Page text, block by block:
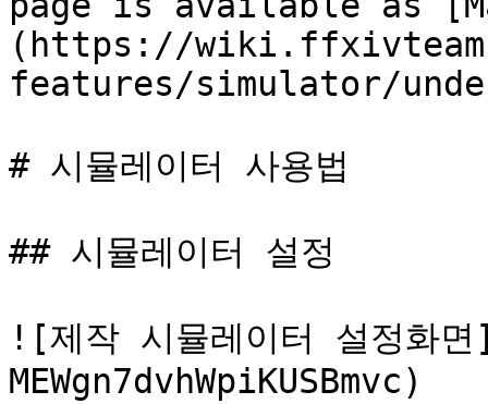
(https://
features/simulator/
# 시뮬레이터 사용법
## 시뮬레이터 설정
![제작 시뮬레이터 설정
MEWgn7dvhWpiKUSBmvc)